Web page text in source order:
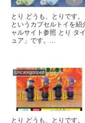
とり どうも、とりです
というカプセルトイを
ャルサイト参照 とり タ
ュア」です。...
Uncategorized
とり どうも、とりです